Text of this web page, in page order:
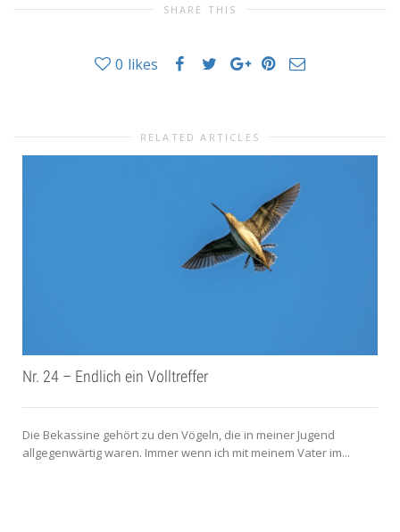
SHARE THIS
0 likes
RELATED ARTICLES
Nr. 24 – Endlich ein Volltreffer
Die Bekassine gehört zu den Vögeln, die in meiner Jugend
allgegenwärtig waren. Immer wenn ich mit meinem Vater im...